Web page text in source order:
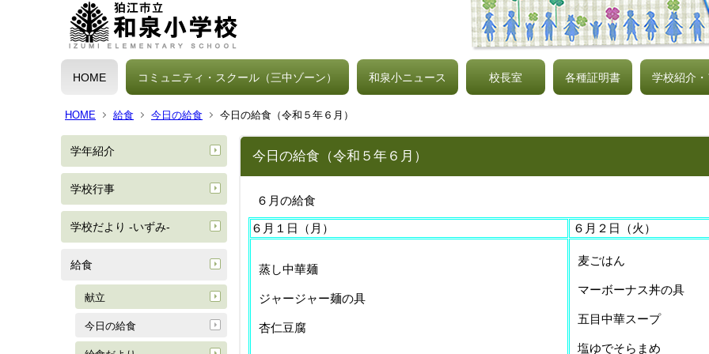
HOME コミュニティ・スクール（三中ゾーン） 和泉小ニュース 校長室 各種証明書 学校紹介
HOME 給食 今日の給食 今日の給食（令和５年６月）
学年紹介
学校行事
学校だより -いずみ-
給食
献立
今日の給食
今日の給食（令和５年６月）
６月の給食
６月１日（月） ６ 月２日（火）
蒸し中華麺
ジャージャー麺の具
杏仁豆腐
麦ごはん
マーボーナス丼の具
五目中華スープ
塩ゆでそらまめ